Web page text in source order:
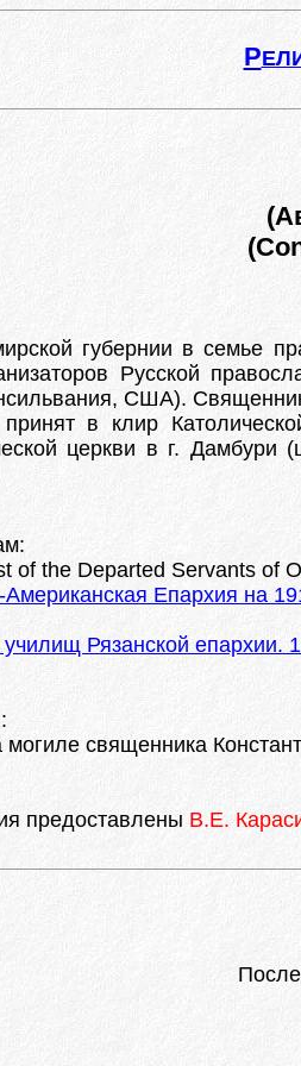
Р
губернии в семье
Русской
США).
в клир
церкви в г.
of the Departed Servants of
Епархия на
Рязанской епархии.
могиле священника
предоставлены В.Е.